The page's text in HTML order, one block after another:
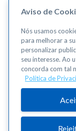
Aviso de
Nós usamos
para melhorar a
personalizar
seu interesse. Ao
concorda com tal
Política de